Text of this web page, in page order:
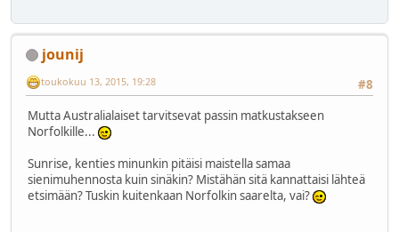
jounij
#8
toukokuu 13, 2015, 19:28
Mutta Australialaiset tarvitsevat passin matkustakseen
Norfolkille...
Sunrise, kenties minunkin pitäisi maistella samaa
sienimuhennosta kuin sinäkin? Mistähän sitä kannattaisi lähteä
etsimään? Tuskin kuitenkaan Norfolkin saarelta, vai?